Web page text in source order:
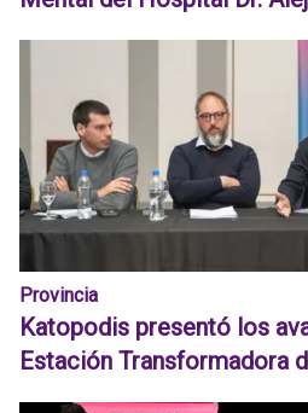
Provincia
Katopodis presentó los
Estación Transformadora